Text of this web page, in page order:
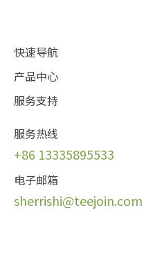
快速导航
产品中心
服务支持
服务热线
+86 13335895533
电子邮箱
sherrishi@teejoin.com